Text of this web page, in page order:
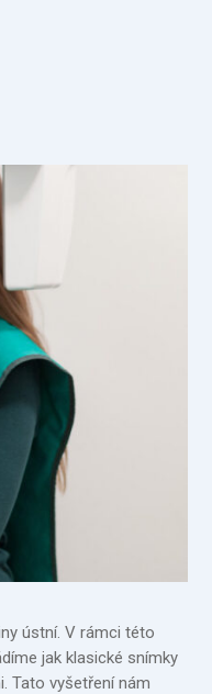
ústní. V rámci této
jak klasické snímky
Tato vyšetření nám